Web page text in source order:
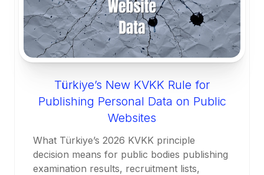
Türkiye’s New KVKK Rule for
Publishing Personal Data on Public
Websites
What Türkiye’s 2026 KVKK principle
decision means for public bodies publishing
examination results, recruitment lists,